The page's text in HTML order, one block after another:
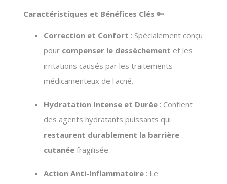
Caractéristiques et Bénéfices Clés 🔑
Correction et Confort : Spécialement conçu
pour compenser le dessèchement et les
irritations causés par les traitements
médicamenteux de l'acné.
Hydratation Intense et Durée : Contient
des agents hydratants puissants qui
restaurent durablement la barrière
cutanée fragilisée.
Action Anti-Inflammatoire : Le